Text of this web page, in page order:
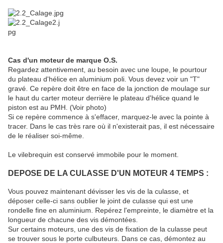
Cas d'un moteur de marque O.S.
Regardez attentivement, au besoin avec une loupe, le pourtour
du plateau d'hélice en aluminium poli. Vous devez voir un "T"
gravé. Ce repère doit être en face de la jonction de moulage sur
le haut du carter moteur derrière le plateau d'hélice quand le
piston est au PMH. (Voir photo)
Si ce repère commence à s'effacer, marquez-le avec la pointe à
tracer. Dans le cas très rare où il n'existerait pas, il est nécessaire
de le réaliser soi-même.
Le vilebrequin est conservé immobile pour le moment.
DEPOSE DE LA CULASSE D'UN MOTEUR 4 TEMPS :
Vous pouvez maintenant dévisser les vis de la culasse, et
déposer celle-ci sans oublier le joint de culasse qui est une
rondelle fine en aluminium. Repérez l'empreinte, le diamètre et la
longueur de chacune des vis démontées.
Sur certains moteurs, une des vis de fixation de la culasse peut
se trouver sous le porte culbuteurs. Dans ce cas, démontez au